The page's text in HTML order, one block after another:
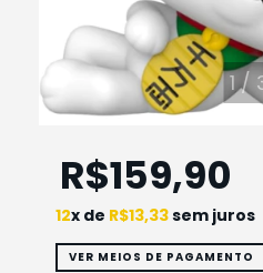
1/
R$159,90
12x de R$13,33sem juros
VER MEIOS DE PAGAMENTO